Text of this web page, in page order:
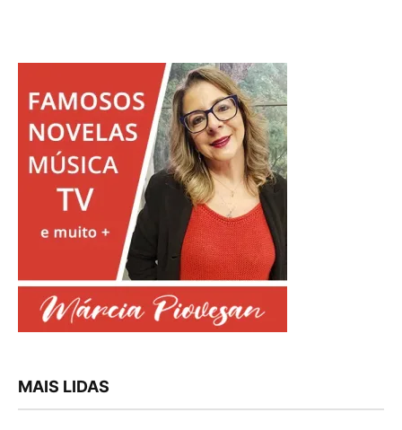
MAIS LIDAS